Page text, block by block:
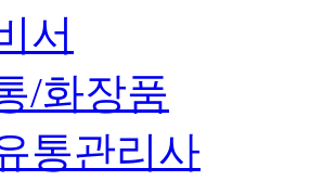
서
/화장품
통관리사